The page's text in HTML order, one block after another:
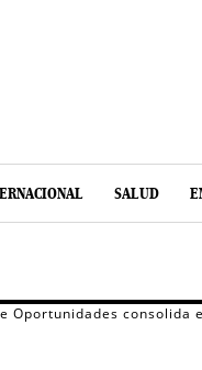
SALUD
Oportunidades consolida